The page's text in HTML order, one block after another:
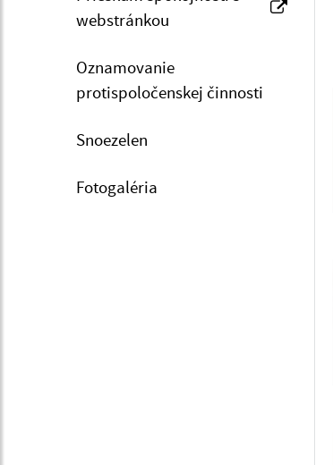
webstránkou
Oznamovanie
protispoločenskej činnosti
Snoezelen
Fotogaléria